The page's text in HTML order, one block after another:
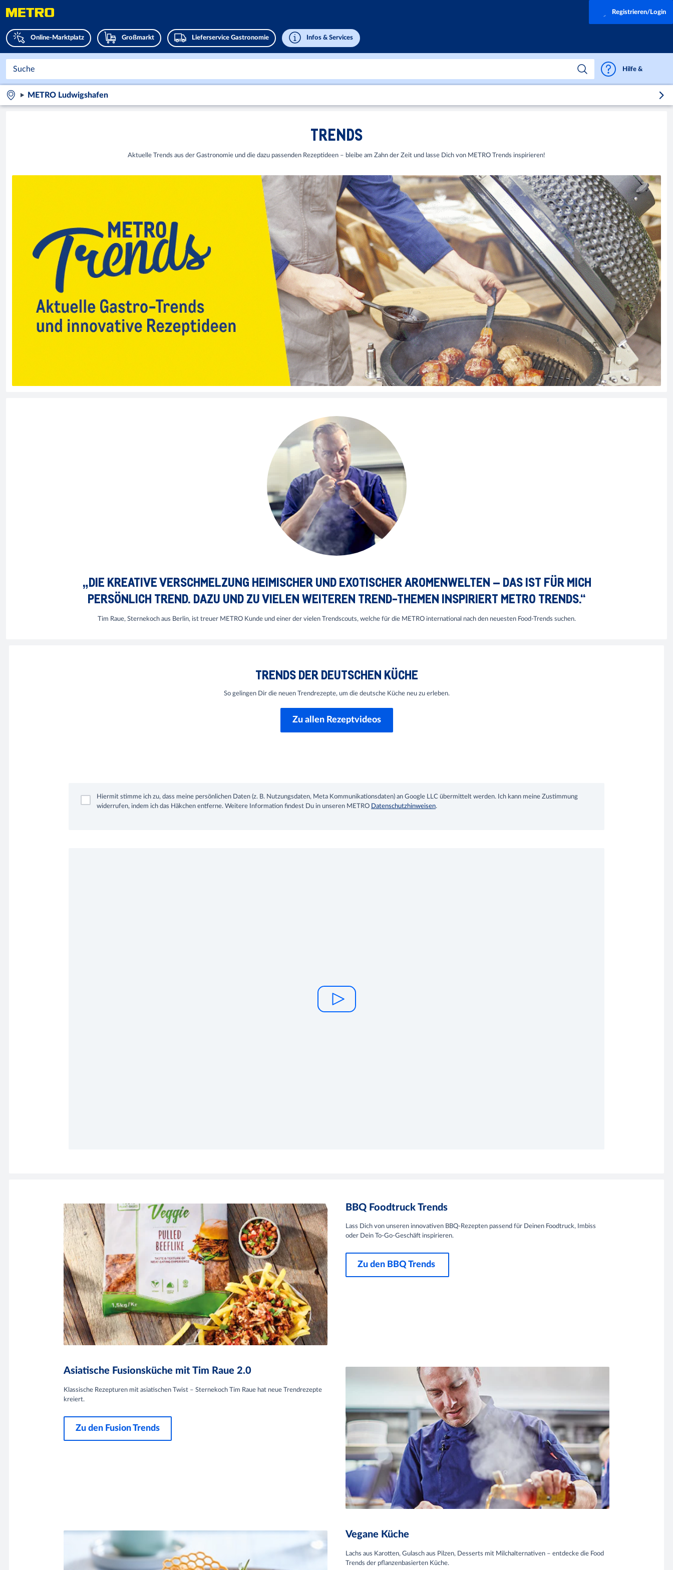
Online-Marktplatz Großmarkt Lieferservice Gastronomie Infos & Services
Registrieren/Login
Hilfe & Support
METRO Ludwigshafen
TRENDS
Aktuelle Trends aus der Gastronomie und die dazu passenden Rezeptideen – bleibe am Zahn der Zeit und lasse Dich von METRO Trends inspirieren!
„DIE KREATIVE VERSCHMELZUNG HEIMISCHER UND EXOTISCHER AROMENWELTEN – DAS IST FÜR MICH
PERSÖNLICH TREND. DAZU UND ZU VIELEN WEITEREN TREND-THEMEN INSPIRIERT METRO TRENDS.“
Tim Raue, Sternekoch aus Berlin, ist treuer METRO Kunde und einer der vielen Trendscouts, welche für die METRO international nach den neuesten Food-Trends suchen.
TRENDS DER DEUTSCHEN KÜCHE
So gelingen Dir die neuen Trendrezepte, um die deutsche Küche neu zu erleben.
Zu allen Rezeptvideos
Hiermit stimme ich zu, dass meine persönlichen Daten (z. B. Nutzungsdaten, Meta Kommunikationsdaten) an Google LLC übermittelt werden. Ich kann meine Zustimmung
widerrufen, indem ich das Häkchen entferne. Weitere Information findest Du in unseren METRO Datenschutzhinweisen.
BBQ Foodtruck Trends
Lass Dich von unseren innovativen BBQ-Rezepten passend für Deinen Foodtruck, Imbiss
oder Dein To-Go-Geschäft inspirieren.
Zu den BBQ Trends
Asiatische Fusionsküche mit Tim Raue 2.0
Klassische Rezepturen mit asiatischen Twist – Sternekoch Tim Raue hat neue Trendrezepte
kreiert.
Zu den Fusion Trends
Vegane Küche
Lachs aus Karotten, Gulasch aus Pilzen, Desserts mit Milchalternativen – entdecke die Food
Trends der pflanzenbasierten Küche.